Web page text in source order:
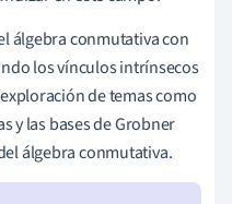
álgebra conmutativa con
los vínculos intrínsecos
de temas como
y las bases de Grobner
álgebra conmutativa.